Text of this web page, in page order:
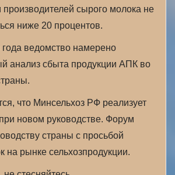
производителей сырого молока не
ниже 20 процентов.
года ведомство намерено
анализ сбыта продукции АПК во
что Минсельхоз РФ реализует
новом руководстве. Форум
страны с просьбой
на рынке сельхозпродукции.